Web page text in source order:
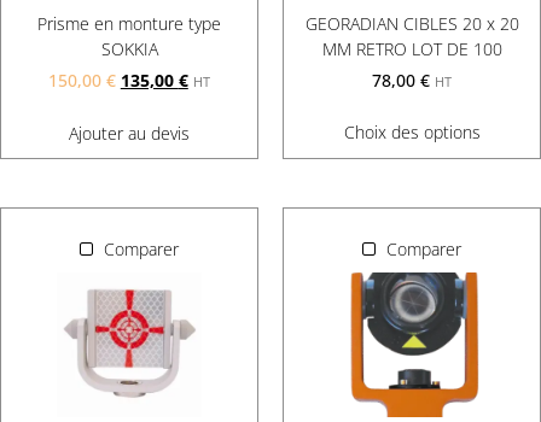
Prisme en monture type
SOKKIA
150,00 € 135,00 € HT
Ajouter au devis
GEORADIAN CIBLES 20 x 20
MM RETRO LOT DE 100
78,00 € HT
Choix des options
Comparer Comparer